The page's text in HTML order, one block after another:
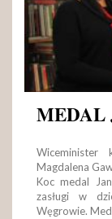
Magdalena
Koc medal
zasługi w
Węgrowie.